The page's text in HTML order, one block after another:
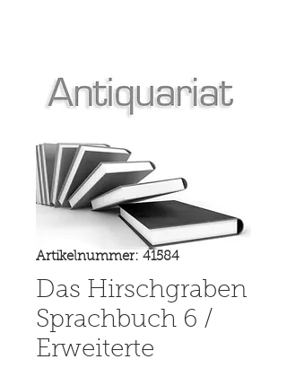
Artikelnummer: 41584
Das Hirschgraben
Sprachbuch 6 /
Erweiterte